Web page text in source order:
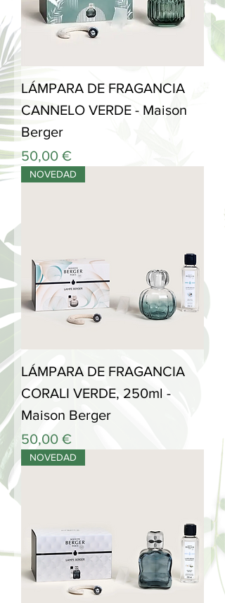
LÁMPARA DE FRAGANCIA
CANNELO VERDE - Maison
Berger
Precio
50,00 €
NOVEDAD
LÁMPARA DE FRAGANCIA
CORALI VERDE, 250ml -
Maison Berger
Precio
50,00 €
NOVEDAD